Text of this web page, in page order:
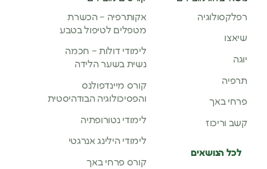
רפלקסולוגיה
שיאצו
יוגה
תרפיה
פרחי באך
קשב וריכוז
לכל הנושאים
אקותרפיה – הכשרת
מטפלים לטיפול בטבע
לימודי דולות – חכמה
נשית בשער הלידה
קורס מיינדפולנס
והפסיכולוגיה הבודהיסטית
לימודי נטורופתיה
לימודי הילינג אנרגטי
קורס פרחי באך